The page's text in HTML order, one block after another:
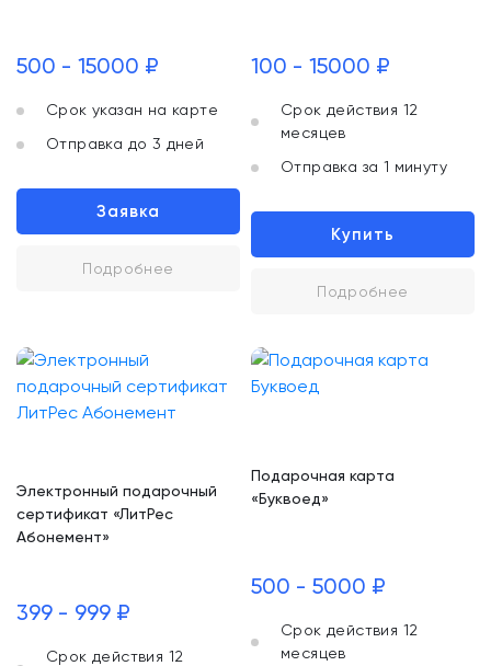
500 - 15000 ₽
Срок указан на карте
Отправка до 3 дней
Заявка
Подробнее
100 - 15000 ₽
Срок действия 12
месяцев
Отправка за 1 минуту
Купить
Подробнее
Электронный подарочный
сертификат «ЛитРес
Абонемент»
399 - 999 ₽
Срок действия 12
Подарочная карта
«Буквоед»
500 - 5000 ₽
Срок действия 12
месяцев